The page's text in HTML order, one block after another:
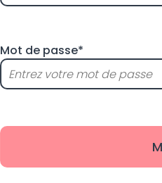
Mot de passe*